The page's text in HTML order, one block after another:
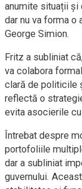
anumite situații și
dar nu va forma o
George Simion.
Fritz a subliniat
va colabora
clară de politicile
reflectă o
evita asocierile
Întrebat despre
portofoliile
dar a subliniat
guvernului.